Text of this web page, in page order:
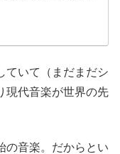
ていて（まだまだシ
現代音楽が世界の先
の音楽。だからとい